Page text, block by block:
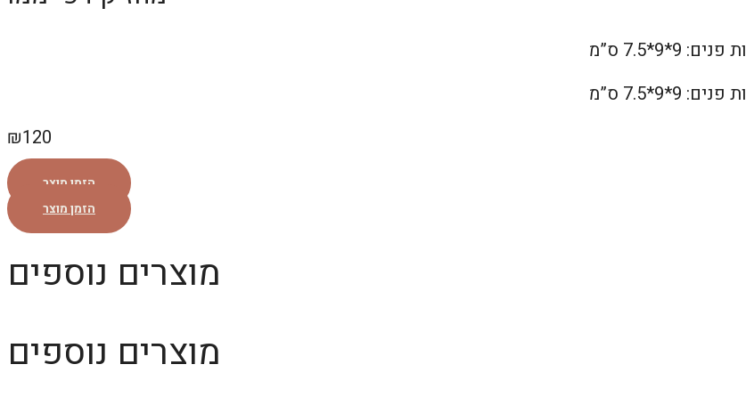
₪120
הזמן מוצר
הזמן מוצר
מוצרים נוספים
מוצרים נוספים